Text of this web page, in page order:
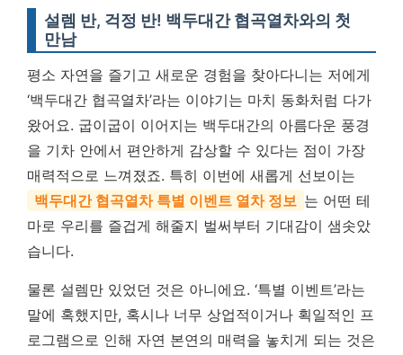
설렘 반, 걱정 반! 백두대간 협곡열차와의 첫
만남
평소 자연을 즐기고 새로운 경험을 찾아다니는 저에게
‘백두대간 협곡열차’라는 이야기는 마치 동화처럼 다가
왔어요. 굽이굽이 이어지는 백두대간의 아름다운 풍경
을 기차 안에서 편안하게 감상할 수 있다는 점이 가장
매력적으로 느껴졌죠. 특히 이번에 새롭게 선보이는
백두대간 협곡열차 특별 이벤트 열차 정보 는 어떤 테
마로 우리를 즐겁게 해줄지 벌써부터 기대감이 샘솟았
습니다.
물론 설렘만 있었던 것은 아니에요. ‘특별 이벤트’라는
말에 혹했지만, 혹시나 너무 상업적이거나 획일적인 프
로그램으로 인해 자연 본연의 매력을 놓치게 되는 것은